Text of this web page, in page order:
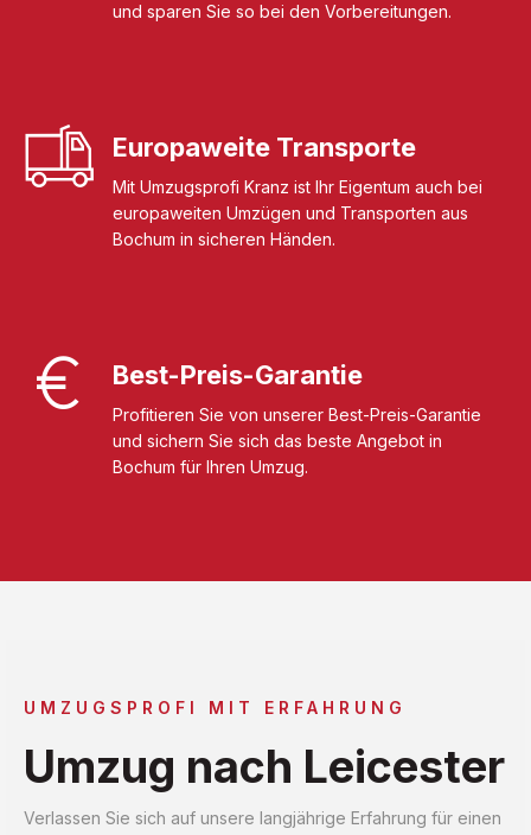
und sparen Sie so bei den Vorbereitungen.
Europaweite Transporte
Mit Umzugsprofi Kranz ist Ihr Eigentum auch bei
europaweiten Umzügen und Transporten aus
Bochum in sicheren Händen.
Best-Preis-Garantie
Profitieren Sie von unserer Best-Preis-Garantie
und sichern Sie sich das beste Angebot in
Bochum für Ihren Umzug.
UMZUGSPROFI MIT ERFAHRUNG
Umzug nach Leicester
Verlassen Sie sich auf unsere langjährige Erfahrung für einen